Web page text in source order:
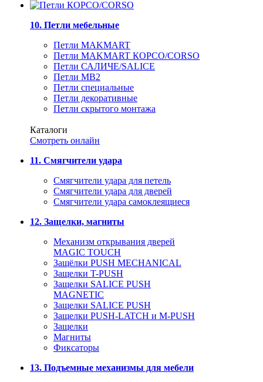
10. Петли мебельные
Петли MAKMART
Петли MAKMART КОРСО/CORSO
Петли САЛИЧЕ/SALICE
Петли MB2
Петли специальные
Петли декоративные
Петли скрытого монтажа
Каталоги
Смотреть онлайн
11. Смягчители удара
Смягчители удара для петель
Смягчители удара для дверей
Cмягчители удара самоклеящиеся
12. Защелки, магниты
Механизм открывания дверей
MAGIC TOUCH
Защёлки PUSH MECHANICAL
Защелки T-PUSH
Защелки SALICE PUSH
MAGNETIC
Защелки SALICE PUSH
Защелки PUSH-LATCH и M-PUSH
Защелки
Магниты
Фиксаторы
13. Подъемные механизмы для мебели